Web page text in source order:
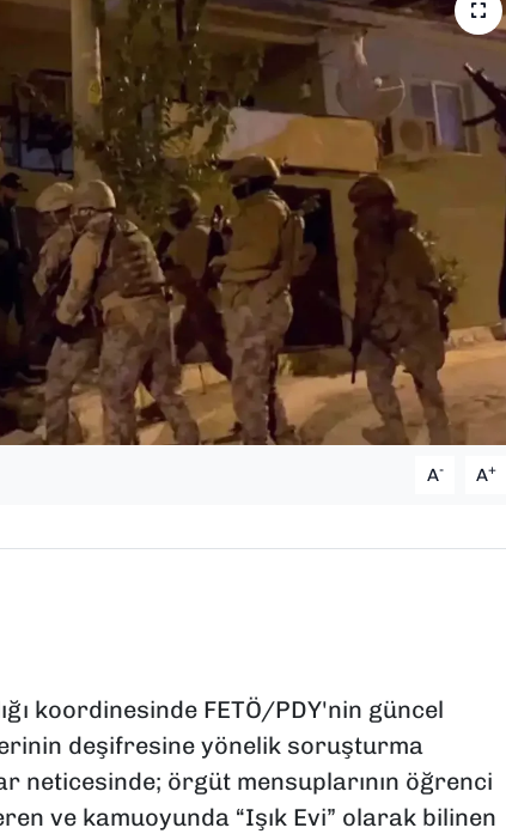
A- A+
koordinesinde FETÖ/PDY'nin güncel
deşifresine yönelik soruşturma
neticesinde; örgüt mensuplarının öğrenci
ve kamuoyunda “Işık Evi” olarak bilinen